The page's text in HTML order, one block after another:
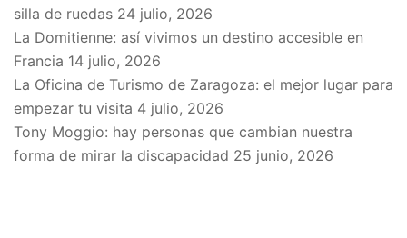
silla de ruedas 24 julio, 2026
La Domitienne: así vivimos un destino accesible en
Francia 14 julio, 2026
La Oficina de Turismo de Zaragoza: el mejor lugar para
empezar tu visita 4 julio, 2026
Tony Moggio: hay personas que cambian nuestra
forma de mirar la discapacidad 25 junio, 2026